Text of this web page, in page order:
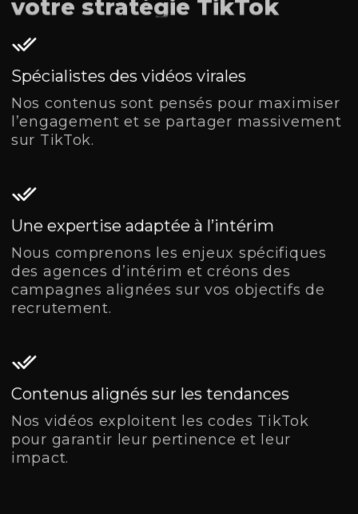
votre stratégie TikTok
Spécialistes des vidéos virales
Nos contenus sont pensés pour maximiser
l’engagement et se partager massivement
sur TikTok.
Une expertise adaptée à l’intérim
Nous comprenons les enjeux spécifiques
des agences d’intérim et créons des
campagnes alignées sur vos objectifs de
recrutement.
Contenus alignés sur les tendances
Nos vidéos exploitent les codes TikTok
pour garantir leur pertinence et leur
impact.